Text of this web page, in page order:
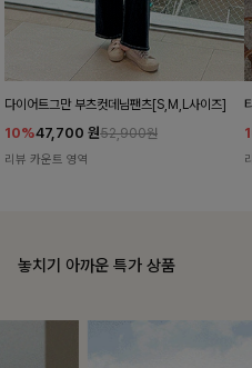
다이어트그만 부츠컷데님팬츠[S,M,L사이즈]
10%47,700 원52,900원
리뷰 카운트 영역
놓치기 아까운 특가 상품